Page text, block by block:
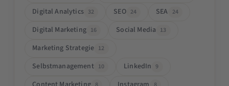
Digital Analytics 32 SEO 24 SEA 24
Digital Marketing 16 Social Media 13
Marketing Strategie 12
Selbstmanagement 10 LinkedIn 9